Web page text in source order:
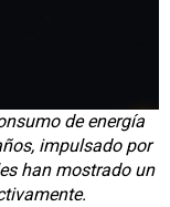
de energía
impulsado por
han mostrado un